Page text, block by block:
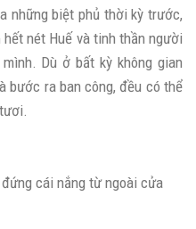
những biệt phủ thời kỳ trước,
nét Huế và tinh thần người
Dù ở bất kỳ không gian
bước ra ban công, đều có thể
cái nắng từ ngoài cửa